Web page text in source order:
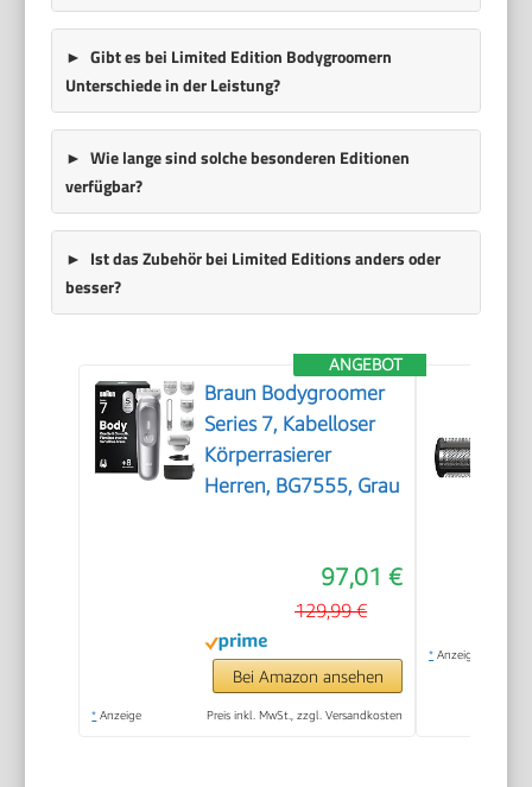
Gibt es bei Limited Edition Bodygroomern
Unterschiede in der Leistung?
Wie lange sind solche besonderen Editionen
verfügbar?
Ist das Zubehör bei Limited Editions anders oder
besser?
ANGEBOT
Braun Bodygroomer
Series 7, Kabelloser
Körperrasierer
Herren, BG7555, Grau
97,01 €
129,99 €
Bei Amazon ansehen
* Anzeige Preis inkl. MwSt., zzgl. Versandkosten
* Anzeige